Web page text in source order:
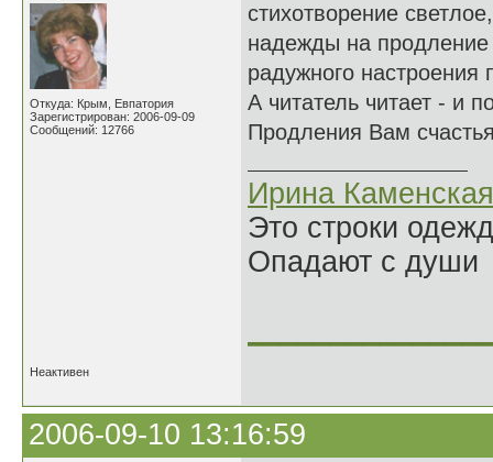
Откуда: Крым, Евпатория
Зарегистрирован: 2006-09-09
Сообщений: 12766
стихотворение
надежды на продление
радужного настроения
А читатель читает - и
Продления Вам
Ирина Каменская
Это строки
Опадают с души
Неактивен
2006-09-10 13:16:59